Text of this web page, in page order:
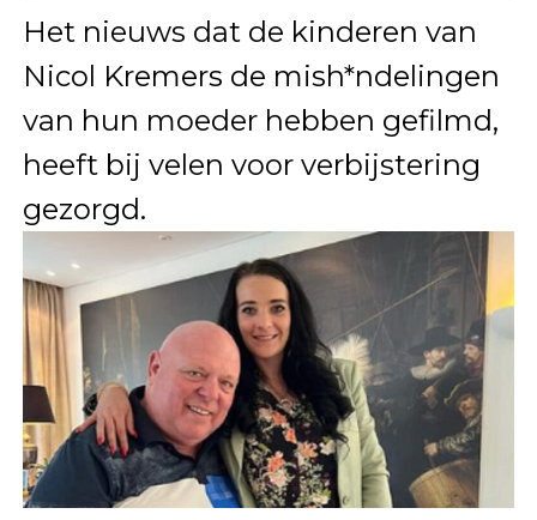
Het nieuws dat de kinderen van
Nicol Kremers de mish*ndelingen
van hun moeder hebben gefilmd,
heeft bij velen voor verbijstering
gezorgd.